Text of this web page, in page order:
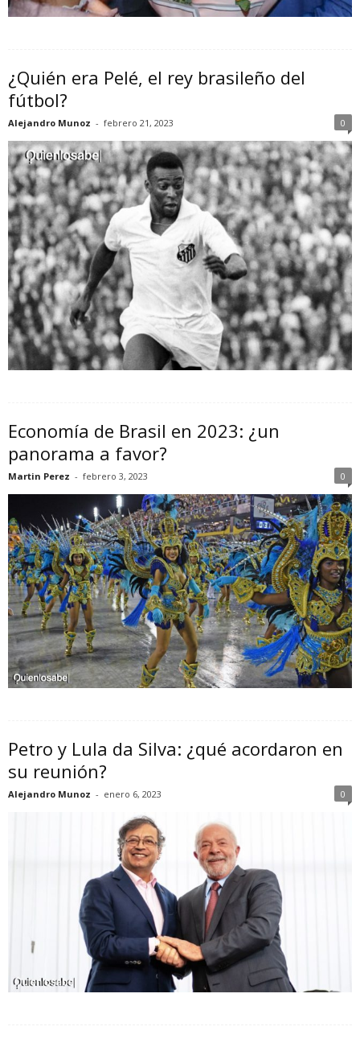
¿Quién era Pelé, el rey brasileño del
fútbol?
Alejandro Munoz - febrero 21, 2023 0
Economía de Brasil en 2023: ¿un
panorama a favor?
Martin Perez - febrero 3, 2023 0
Petro y Lula da Silva: ¿qué acordaron en
su reunión?
Alejandro Munoz - enero 6, 2023 0